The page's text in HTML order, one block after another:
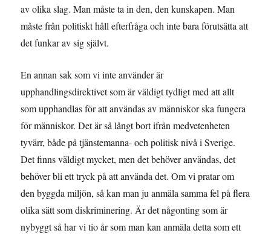
av olika slag. Man måste ta in den, den kunskapen. Man
måste från politiskt håll efterfråga och inte bara förutsätta att
det funkar av sig självt.
En annan sak som vi inte använder är
upphandlingsdirektivet som är väldigt tydligt med att allt
som upphandlas för att användas av människor ska fungera
för människor. Det är så långt bort ifrån medvetenheten
tyvärr, både på tjänstemanna- och politisk nivå i Sverige.
Det finns väldigt mycket, men det behöver användas, det
behöver bli ett tryck på att använda det. Om vi pratar om
den byggda miljön, så kan man ju anmäla samma fel på flera
olika sätt som diskriminering. Är det någonting som är
nybyggt så har vi tio år som man kan anmäla detta som ett